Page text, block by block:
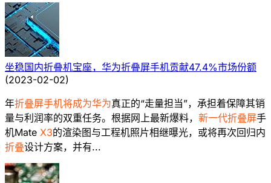
坐稳国内折叠机宝座，华为折叠屏手机贡献47.4%市场份额
(2023-02-02)
年折叠屏手机将成为华为真正的“走量担当”，承担着保障其销
量与利润率的双重任务。根据网上最新爆料， 新一代折叠屏手
机Mate X3的渲染图与工程机照片相继曝光，或将再次回归内
折叠设计方案，并有...